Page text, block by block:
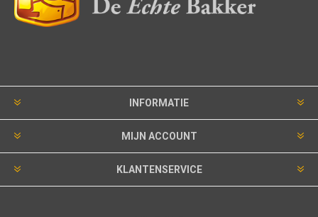
INFORMATIE
MIJN ACCOUNT
KLANTENSERVICE